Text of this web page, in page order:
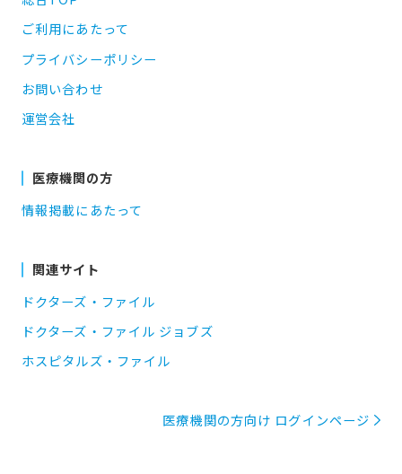
ご利用にあたって
プライバシーポリシー
お問い合わせ
運営会社
医療機関の方
情報掲載にあたって
関連サイト
ドクターズ・ファイル
ドクターズ・ファイル ジョブズ
ホスピタルズ・ファイル
医療機関の方向け ログインページ